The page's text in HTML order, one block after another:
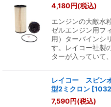
4,180円(税込)
エンジンの大敵水
ゼルエンジン用フ
用）ターバインシ
す。レイコー社製
ターが入っていて
レイコー スピン
型2ミクロン [
7,590円(税込)